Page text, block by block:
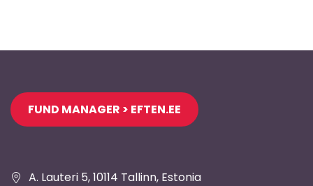
Jaluse
navigatsioon
A. Lauteri 5, 10114 Tallinn, Estonia
FUND MANAGER > EFTEN.EE